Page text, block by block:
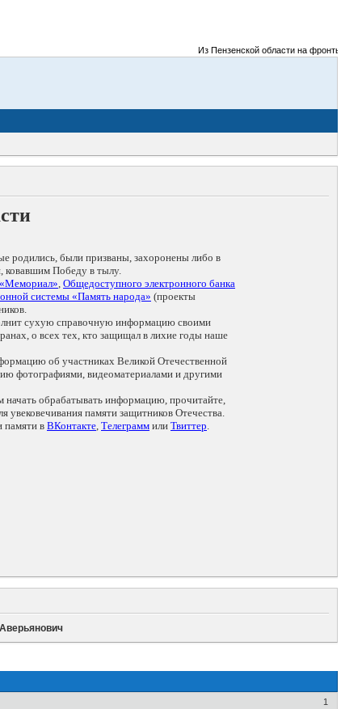
Из Пензенской области на фронты
родились, были призваны, захоронены либо в
ковавшим Победу в тылу.
, Общедоступного электронного банка
системы «Память народа» (проекты
сухую справочную информацию своими
о всех тех, кто защищал в лихие годы наше
об участниках Великой Отечественной
фотографиями, видеоматериалами и другими
начать обрабатывать информацию, прочитайте,
памяти защитников Отечества.
памяти в ВКонтакте, Телеграмм или Твиттер.
1